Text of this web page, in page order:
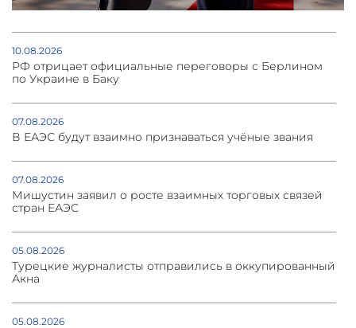
10.08.2026
РФ отрицает официальные переговоры с Берлином
по Украине в Баку
07.08.2026
В ЕАЭС будут взаимно признаваться учёные звания
07.08.2026
Мишустин заявил о росте взаимных торговых связей
стран ЕАЭС
05.08.2026
Турецкие журналисты отправились в оккупированный
Акна
05.08.2026